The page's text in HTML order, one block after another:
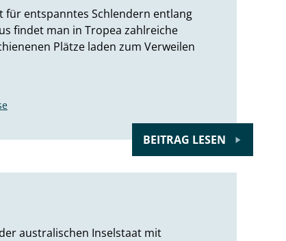
für entspanntes Schlendern entlang
findet man in Tropea zahlreiche
Plätze laden zum Verweilen
BEITRAG LESEN
australischen Inselstaat mit